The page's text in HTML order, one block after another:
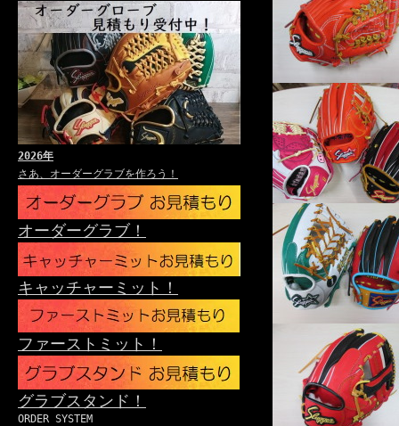
2026年
さあ、オーダーグラブを作ろう！
オーダーグラブ！
キャッチャーミット！
ファーストミット！
グラブスタンド！
ORDER SYSTEM